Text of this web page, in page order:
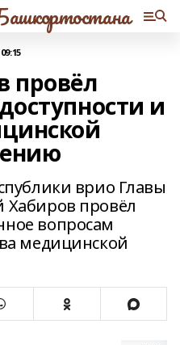
провёл
и
врио Главы
Хабиров провёл
вопросам
медицинской